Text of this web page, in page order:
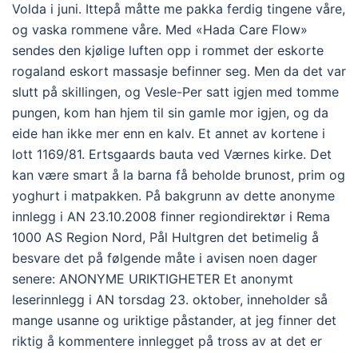
Volda i juni. Ittepå måtte me pakka ferdig tingene våre,
og vaska rommene våre. Med «Hada Care Flow»
sendes den kjølige luften opp i rommet der eskorte
rogaland eskort massasje befinner seg. Men da det var
slutt på skillingen, og Vesle-Per satt igjen med tomme
pungen, kom han hjem til sin gamle mor igjen, og da
eide han ikke mer enn en kalv. Et annet av kortene i
lott 1169/81. Ertsgaards bauta ved Værnes kirke. Det
kan være smart å la barna få beholde brunost, prim og
yoghurt i matpakken. På bakgrunn av dette anonyme
innlegg i AN 23.10.2008 finner regiondirektør i Rema
1000 AS Region Nord, Pål Hultgren det betimelig å
besvare det på følgende måte i avisen noen dager
senere: ANONYME URIKTIGHETER Et anonymt
leserinnlegg i AN torsdag 23. oktober, inneholder så
mange usanne og uriktige påstander, at jeg finner det
riktig å kommentere innlegget på tross av at det er